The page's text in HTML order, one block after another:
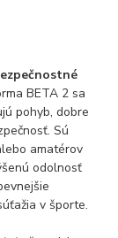
BETA 2 sa
pohyb, dobre
Sú
amatérov
odolnosť
v športe.